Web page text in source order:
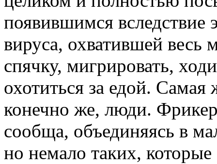
появившимся вследствие
вируса, охватившей весь
спячку, мигрировать,
охотиться за едой. Самая
конечно же, люди.
сообща, объединяясь в
но немало таких,